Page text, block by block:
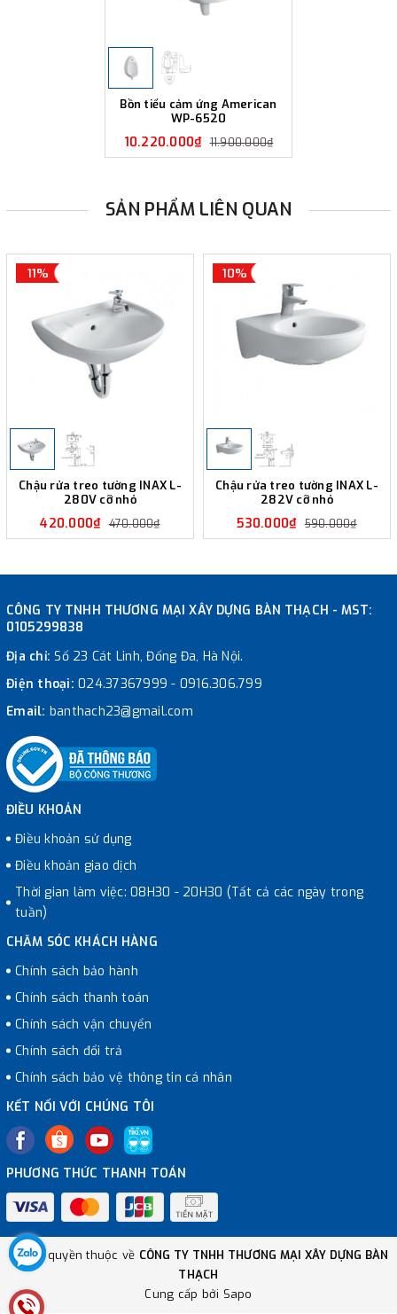
Bồn tiểu cảm ứng American
WP-6520
10.220.000₫ 11.900.000₫
SẢN PHẨM LIÊN QUAN
11%
Chậu rửa treo tường INAX L-
280V cỡ nhỏ
420.000₫ 470.000₫
10%
Chậu rửa treo tường INAX L-
282V cỡ nhỏ
530.000₫ 590.000₫
CÔNG TY TNHH THƯƠNG MẠI XÂY DỰNG BÀN THẠCH - MST:
0105299838
Địa chỉ:Số 23 Cát Linh, Đống Đa, Hà Nội.
Điện thoại: 024.37367999 - 0916.306.799
Email: banthach23@gmail.com
ĐIỀU KHOẢN
Điều khoản sử dụng
Điều khoản giao dịch
Thời gian làm việc: 08H30 - 20H30 (Tất cả các ngày trong
tuần)
CHĂM SÓC KHÁCH HÀNG
Chính sách bảo hành
Chính sách thanh toán
Chính sách vận chuyển
Chính sách đổi trả
Chính sách bảo vệ thông tin cá nhân
KẾT NỐI VỚI CHÚNG TÔI
PHƯƠNG THỨC THANH TOÁN
© Bản quyền thuộc về CÔNG TY TNHH THƯƠNG MẠI XÂY DỰNG BÀN
THẠCH
Cung cấp bởi Sapo